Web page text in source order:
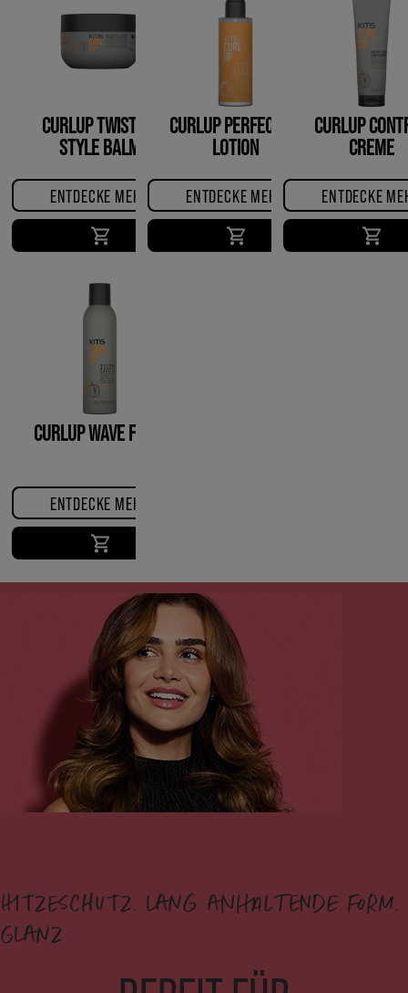
CURLUP TWISTING
STYLE BALM
ENTDECKE MEHR
CURLUP PERFECTING
LOTION
ENTDECKE MEHR
CURLUP
CREME
ENTDECKE
CURLUP WAVE FOAM
ENTDECKE MEHR
HITZESCHUTZ. LANG ANHALTENDE FORM.
GLANZ